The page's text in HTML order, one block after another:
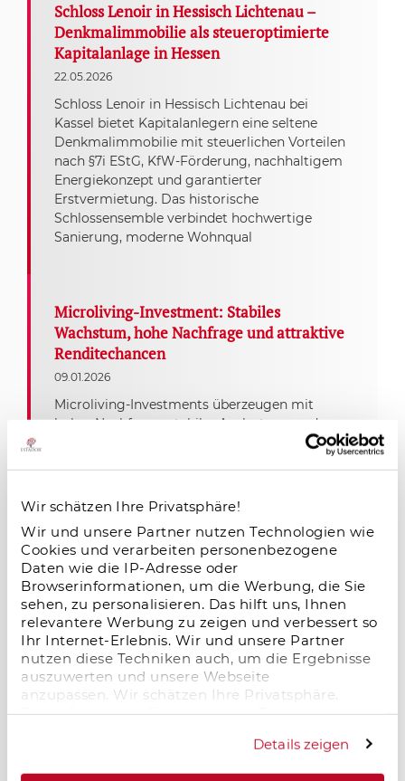
Wir schätzen Ihre Privatsphäre!
Wir und unsere Partner nutzen Technologien wie
Cookies und verarbeiten personenbezogene
Daten wie die IP-Adresse oder
Browserinformationen, um die Werbung, die Sie
sehen, zu personalisieren. Das hilft uns, Ihnen
relevantere Werbung zu zeigen und verbessert so
Ihr Internet-Erlebnis. Wir und unsere Partner
nutzen diese Techniken auch, um die Ergebnisse
auszuwerten und unsere Webseite
anzupassen. Wir schätzen Ihre Privatsphäre.
Daher fragen wir Sie hiermit um Erlaubnis zum
Details zeigen
Schloss Lenoir in Hessisch Lichtenau –
Denkmalimmobilie als steueroptimierte
Kapitalanlage in Hessen
22.05.2026
Schloss Lenoir in Hessisch Lichtenau bei
Kassel bietet Kapitalanlegern eine seltene
Denkmalimmobilie mit steuerlichen Vorteilen
nach §7i EStG, KfW-Förderung, nachhaltigem
Energiekonzept und garantierter
Erstvermietung. Das historische
Schlossensemble verbindet hochwertige
Sanierung, moderne Wohnqual
Microliving-Investment: Stabiles
Wachstum, hohe Nachfrage und attraktive
Renditechancen
09.01.2026
Microliving-Investments überzeugen mit
hoher Nachfrage, stabiler Auslastung und
Salzgitter im Wandel – neue Dynamik
durch Logistik und Industrie
18.11.2025
Salzgitter erlebt einen starken wirtschaftlichen
Aufschwung: Neue Logistik- und
Industrieprojekte, zentrale Lage und moderne
Infrastruktur schaffen Arbeitsplätze und
erhöhen die Wohnraumnachfrage. Für
Chancen in einem dynamisch wachsenden